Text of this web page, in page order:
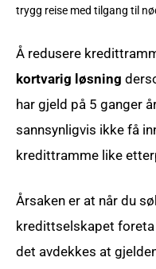
trygg reise med tilgang til
Å redusere
kortvarig løsning
har gjeld på 5 ganger
sannsynligvis ikke få
kredittramme like
Årsaken er at når du
kredittselskapet
det avdekkes at